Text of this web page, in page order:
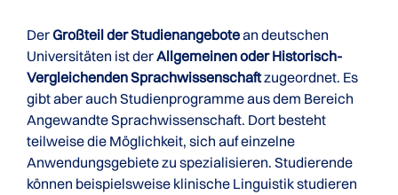
DerGroßteil der Studienangebotean deutschen
Universitäten ist derAllgemeinen oder Historisch-
Vergleichenden Sprachwissenschaftzugeordnet. Es
gibt aber auch Studienprogramme aus dem Bereich
Angewandte Sprachwissenschaft. Dort besteht
teilweise die Möglichkeit, sich auf einzelne
Anwendungsgebiete zu spezialisieren. Studierende
können beispielsweise klinische Linguistik studieren